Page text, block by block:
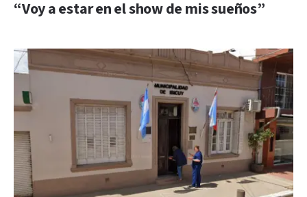
“Voy a estar en el show de mis sueños”